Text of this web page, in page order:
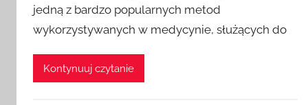
jedną z bardzo popularnych metod
wykorzystywanych w medycynie, służących do
Kontynuuj czytanie